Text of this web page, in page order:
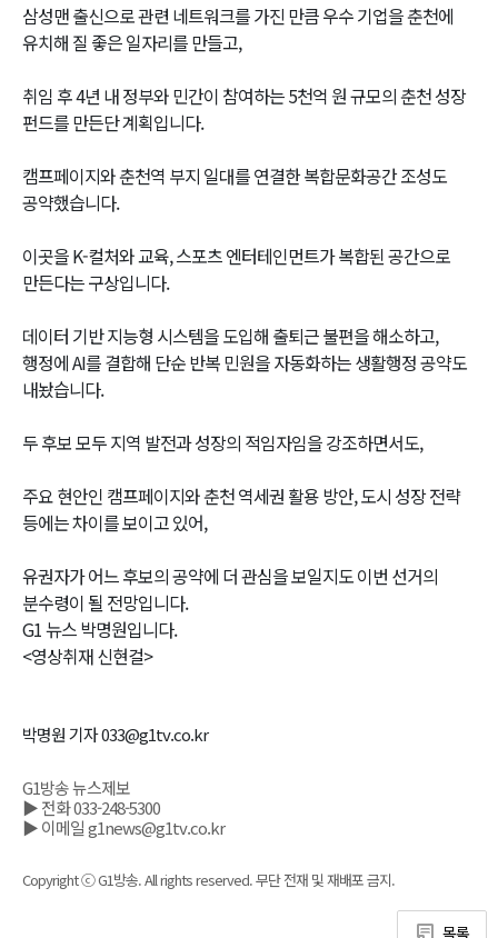
삼성맨 출신으로 관련 네트워크를 가진 만큼 우수 기업을 춘천에
유치해 질 좋은 일자리를 만들고,
취임 후 4년 내 정부와 민간이 참여하는 5천억 원 규모의 춘천 성장
펀드를 만든단 계획입니다.
캠프페이지와 춘천역 부지 일대를 연결한 복합문화공간 조성도
공약했습니다.
이곳을 K-컬처와 교육, 스포츠 엔터테인먼트가 복합된 공간으로
만든다는 구상입니다.
데이터 기반 지능형 시스템을 도입해 출퇴근 불편을 해소하고,
행정에 AI를 결합해 단순 반복 민원을 자동화하는 생활행정 공약도
내놨습니다.
두 후보 모두 지역 발전과 성장의 적임자임을 강조하면서도,
주요 현안인 캠프페이지와 춘천 역세권 활용 방안, 도시 성장 전략
등에는 차이를 보이고 있어,
유권자가 어느 후보의 공약에 더 관심을 보일지도 이번 선거의
분수령이 될 전망입니다.
G1 뉴스 박명원입니다.
<영상취재 신현걸>
박명원 기자 033@g1tv.co.kr
G1방송 뉴스제보
▶ 전화 033-248-5300
▶ 이메일 g1news@g1tv.co.kr
Copyright ⓒ G1방송. All rights reserved. 무단 전재 및 재배포 금지.
목록